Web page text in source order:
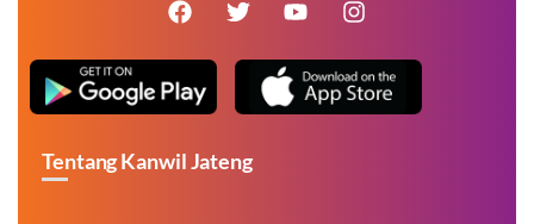
Tentang Kanwil Jateng